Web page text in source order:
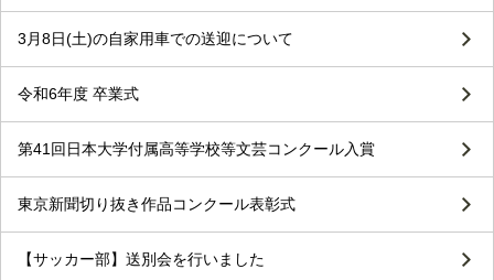
3月8日(土)の自家用車での送迎について
令和6年度 卒業式
第41回日本大学付属高等学校等文芸コンクール入賞
東京新聞切り抜き作品コンクール表彰式
【サッカー部】送別会を行いました